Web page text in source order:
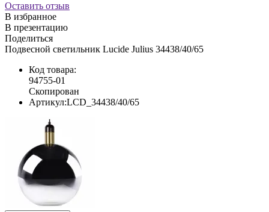
Оставить отзыв
В избранное
В презентацию
Поделиться
Подвесной светильник Lucide Julius 34438/40/65
Код товара:
94755-01
Скопирован
Артикул:LCD_34438/40/65